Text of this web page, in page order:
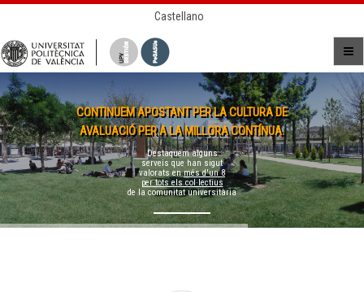
Castellano
CONTINUEM APOSTANT PER LA CULTURA DE
AVALUACIÓ PER A LA MILLORA CONTÍNUA.
Destaquem alguns
serveis que han sigut
valorats enmés d'un 8
per tots els col·lectius
de la comunitat universitària